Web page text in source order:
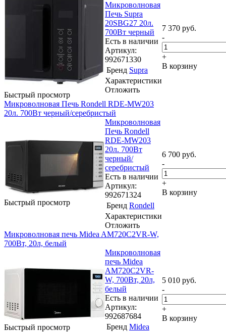
Быстрый просмотр
Микроволновая
Печь Supra
20SBG27 20л.
700Вт черный
Есть в наличии
Артикул:
992671330
Бренд Supra
Характеристики
Отложить
7 370 руб.
-
+
В корзину
Микроволновая Печь Rondell RDE-MW203
20л. 700Вт черный/серебристый
Быстрый просмотр
Микроволновая
Печь Rondell
RDE-MW203
20л. 700Вт
черный/
серебристый
Есть в наличии
Артикул:
992671324
Бренд Rondell
Характеристики
Отложить
6 700 руб.
-
+
В корзину
Микроволновая печь Midea AM720C2VR-W,
700Вт, 20л, белый
Быстрый просмотр
Микроволновая
печь Midea
AM720C2VR-
W, 700Вт, 20л,
белый
Есть в наличии
Артикул:
992687684
Бренд Midea
5 010 руб.
-
+
В корзину